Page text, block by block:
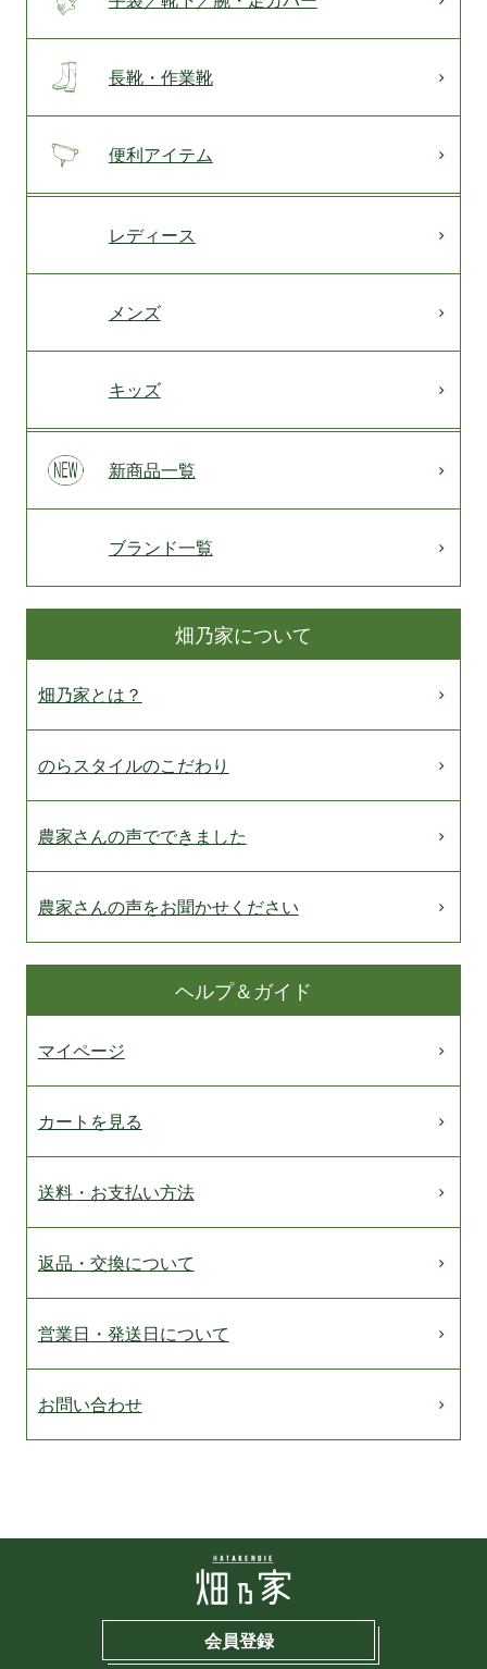
長靴・作業靴
便利アイテム
レディース
メンズ
キッズ
新商品一覧
ブランド一覧
畑乃家について
畑乃家とは？
のらスタイルのこだわり
農家さんの声でできました
農家さんの声をお聞かせください
ヘルプ＆ガイド
マイページ
カートを見る
送料・お支払い方法
返品・交換について
営業日・発送日について
お問い合わせ
会員登録